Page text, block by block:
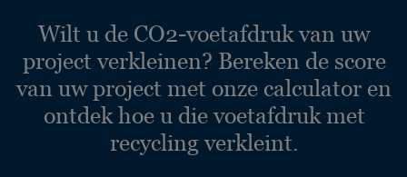
Wilt u de CO2-voetafdruk van uw
project verkleinen? Bereken de score
van uw project met onze calculator en
ontdek hoe u die voetafdruk met
recycling verkleint.